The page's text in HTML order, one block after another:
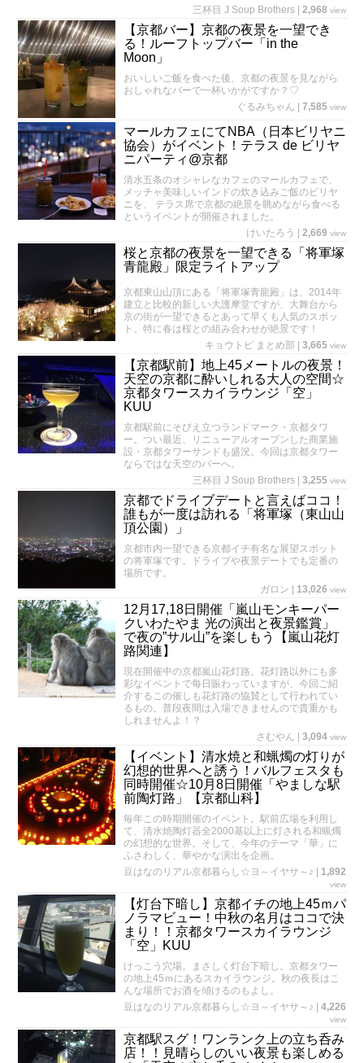
三杯目 J Soup Brothers
2,968 view
【京都バー】京都の夜景を一望でき
る！ルーフトップバー「in the
Moon」
おいしいご飯を食べた後、京都の夜景を見ながら
おしゃれなバーで一杯いかがですか？♡
ぐるみちゃん
7,585 view
マールカフェにてNBA（日本ビリヤニ
協会）がイベント！テラス de ビリヤ
ニパーティ@京都
清水五条のオシャレなカフェのマールカフェで、
メッチャ美味しいインドの炊き込みご飯のビリヤ
ニを、 テラス席で京都の絶景を眺めながら食べる
というイベントが開催されました。
けいたろう
2,669 view
桜と京都の夜景を一望できる「将軍塚
青龍殿」限定ライトアップ
京都東山山頂にある「将軍塚青龍殿」は、2014年
建立と比較的新しい大護摩堂ですが、大舞台から
京の街が一望できるとあって早くも人気のスポッ
ト。特に春は桜との組み合わせが絶景です！
キョウトピ まとめ部
3,665 view
【京都駅前】地上45メートルの夜景！
天空の京都に酔いしれる大人の空間☆
京都タワースカイラウンジ「空」
KUU
京都駅前にそびえ立つランドマーク・京都タワ
ー。つい最近、リニューアルオープンした商業施
設・京都タワーサンドも盛況。今回は京都タワー
ならではな天空のバーへ。
三杯目 J Soup Brothers
3,255 view
京都でドライブデートと言えばココ！
誰もが一度は訪れる「将軍塚（東山山
頂公園）」
京都市内一望できる京都イチ有名な展望スポット
の将軍塚です。ドライブや夜景デートでも定番の
場所です。
ガロン
13,026 view
12月17,18日開催「嵐山モンキーパー
クいわたやま 光の演出と夜景鑑賞」
で夜の”サル山”を楽しもう【嵐山花灯
路関連】
現在開催中の京都嵐山花灯路。花灯路以外にも多
彩なイベントで每日賑わっていますが、今回ご紹
介するこの催しも花灯路の協賛として行われてい
るもの。普段夜間は入場できませんので貴重かも
しれませんよ！？
さむやん
3,094 view
【イベント】清水焼と和蝋燭の灯りが
幻想的世界へと誘う！バルフェスタも
同時開催☆10月8日開催「やましな駅
前陶灯路」【京都山科】
毎年この時期開催のイベント。駅前広場を利用し
て、清水焼陶灯器全2000基以上に灯される和蝋燭
の幻想的な世界。そして、今年のテーマ「華」に
ふさわしく、華やかな演出を企画。
豆はなのリアル京都暮らし☆ヨ～イヤサ～♪
1,892
view
【灯台下暗し】京都イチの地上45ｍパ
ノラマビュー！中秋の名月はココで決
まり！！京都タワースカイラウンジ
「空」KUU
けっこう穴場。まさしく灯台下暗し。京都タワー
の地上45ｍにあるスカイラウンジ。秋の夜長はこ
んな場所でお酒を傾けるのもよし。
豆はなのリアル京都暮らし☆ヨ～イヤサ～♪
4,226
view
京都駅スグ！ワンランク上の立ち呑み
店！！見晴らしのいい夜景も楽しめる